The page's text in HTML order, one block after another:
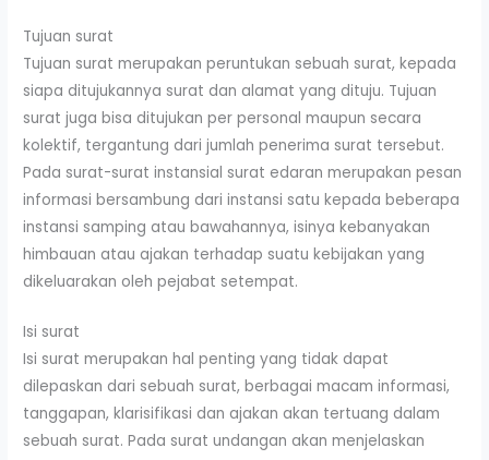
Tujuan surat
Tujuan surat merupakan peruntukan sebuah surat, kepada
siapa ditujukannya surat dan alamat yang dituju. Tujuan
surat juga bisa ditujukan per personal maupun secara
kolektif, tergantung dari jumlah penerima surat tersebut.
Pada surat-surat instansial surat edaran merupakan pesan
informasi bersambung dari instansi satu kepada beberapa
instansi samping atau bawahannya, isinya kebanyakan
himbauan atau ajakan terhadap suatu kebijakan yang
dikeluarakan oleh pejabat setempat.
Isi surat
Isi surat merupakan hal penting yang tidak dapat
dilepaskan dari sebuah surat, berbagai macam informasi,
tanggapan, klarisifikasi dan ajakan akan tertuang dalam
sebuah surat. Pada surat undangan akan menjelaskan